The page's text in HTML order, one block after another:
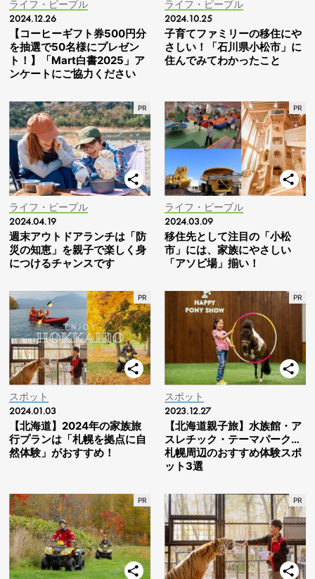
ライフ・ピープル
2024.12.26
【コーヒーギフト券500円分
を抽選で50名様にプレゼン
ト！】「Mart白書2025」ア
ンケートにご協力ください
ライフ・ピープル
2024.10.25
子育てファミリーの移住にや
さしい！「石川県小松市」に
住んでみてわかったこと
ライフ・ピープル
2024.04.19
週末アウトドアランチは「防
災の知恵」を親子で楽しく身
につけるチャンスです
ライフ・ピープル
2024.03.09
移住先として注目の「小松
市」には、家族にやさしい
「アソビ場」揃い！
スポット
2024.01.03
【北海道】2024年の家族旅
行プランは「札幌を拠点に自
然体験」がおすすめ！
スポット
2023.12.27
【北海道親子旅】水族館・ア
スレチック・テーマパーク…
札幌周辺のおすすめ体験スポ
ット3選